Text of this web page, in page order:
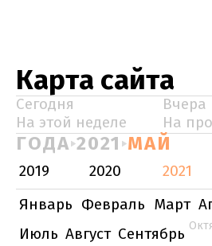
Карта сайта
Сегодня
Вчера
На этой неделе
На
ГОДА 2021 МАЙ
2019 2020 2021
Январь Февраль Март
Июль Август Сентябрь